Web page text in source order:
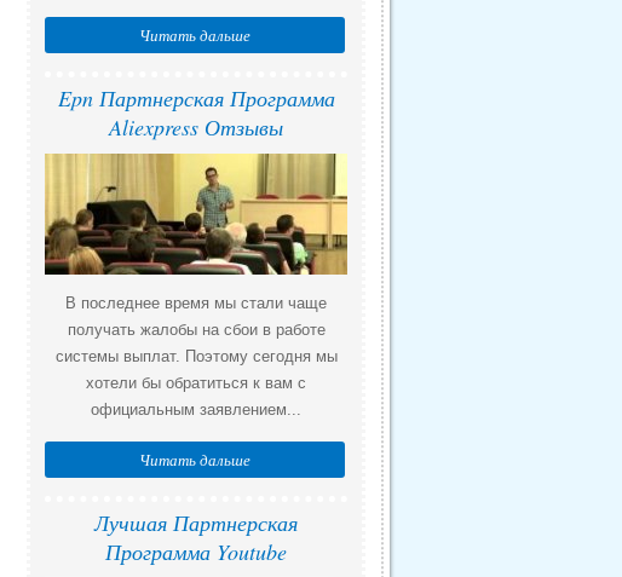
Читать дальше
Epn Партнерская Программа
Aliexpress Отзывы
В последнее время мы стали чаще
получать жалобы на сбои в работе
системы выплат. Поэтому сегодня мы
хотели бы обратиться к вам с
официальным заявлением...
Читать дальше
Лучшая Партнерская
Программа Youtube